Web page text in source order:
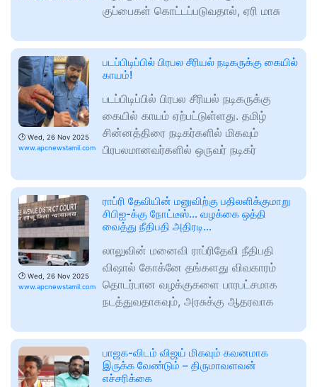
குப்பைகள் கொட்டப்படுவதால், ஏரி மாசு
🕑 Wed, 26 Nov 2025
www.apcnewstamil.com
படப்பிடிப்பில் பிரபல சீரியல் நடிகருக்கு கையில்
காயம்!
படப்பிடிப்பில் பிரபல சீரியல் நடிகருக்கு
கையில் காயம் ஏற்பட்டுள்ளது. தமிழ்
சின்னத்திரை நடிகர்களில் மிகவும்
பிரபலமானவர்களில் ஒருவர் நடிகர்
🕑 Wed, 26 Nov 2025
www.apcnewstamil.com
ராப்ரி தேவியின் மனுவிற்கு பதிலளிக்குமாறு
சிபிஐ-க்கு நோட்டீஸ்… வழக்கை ஒத்தி
வைத்து நீதிபதி அதிரடி…
லாலுவின் மனைவி ராப்ரிதேவி நீதிபதி
விஷால் கோக்னே தங்களது விவகாரம்
தொடர்பான வழக்குகளை பாரபட்சமாக
நடத்துவதாகவும், அரசுக்கு ஆதரவாக
பாஜக-விடம் விஜய் மிகவும் கவனமாக
இருக்க வேண்டும் – திருமாவளவன்
எச்சரிக்கை